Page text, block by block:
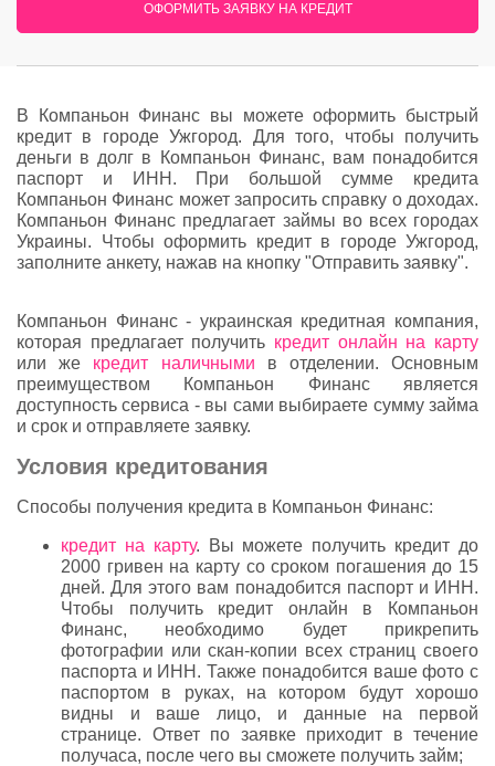
ОФОРМИТЬ ЗАЯВКУ НА КРЕДИТ
В Компаньон Финанс вы можете оформить быстрый
кредит в городе Ужгород. Для того, чтобы получить
деньги в долг в Компаньон Финанс, вам понадобится
паспорт и ИНН. При большой сумме кредита
Компаньон Финанс может запросить справку о доходах.
Компаньон Финанс предлагает займы во всех городах
Украины. Чтобы оформить кредит в городе Ужгород,
заполните анкету, нажав на кнопку "Отправить заявку".
Компаньон Финанс - украинская кредитная компания,
которая предлагает получить кредит онлайн на карту
или же кредит наличными в отделении. Основным
преимуществом Компаньон Финанс является
доступность сервиса - вы сами выбираете сумму займа
и срок и отправляете заявку.
Условия кредитования
Способы получения кредита в Компаньон Финанс:
кредит на карту. Вы можете получить кредит до
2000 гривен на карту со сроком погашения до 15
дней. Для этого вам понадобится паспорт и ИНН.
Чтобы получить кредит онлайн в Компаньон
Финанс, необходимо будет прикрепить
фотографии или скан-копии всех страниц своего
паспорта и ИНН. Также понадобится ваше фото с
паспортом в руках, на котором будут хорошо
видны и ваше лицо, и данные на первой
странице. Ответ по заявке приходит в течение
получаса, после чего вы сможете получить займ;